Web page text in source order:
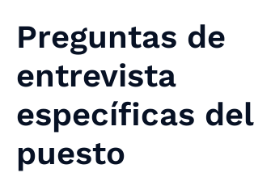
Preguntas de
entrevista
específicas del
puesto